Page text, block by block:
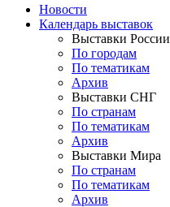
Новости
Календарь выставок
Выставки России
По городам
По тематикам
Архив
Выставки СНГ
По странам
По тематикам
Архив
Выставки Мира
По странам
По тематикам
Архив